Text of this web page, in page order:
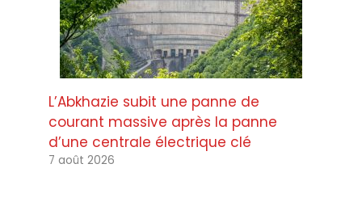
L’Abkhazie subit une panne de
courant massive après la panne
d’une centrale électrique clé
7 août 2026